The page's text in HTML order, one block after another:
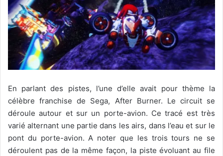
En parlant des pistes, l’une d’elle avait pour thème la
célèbre franchise de Sega, After Burner. Le circuit se
déroule autour et sur un porte-avion. Ce tracé est très
varié alternant une partie dans les airs, dans l’eau et sur le
pont du porte-avion. A noter que les trois tours ne se
déroulent pas de la même façon, la piste évoluant au file